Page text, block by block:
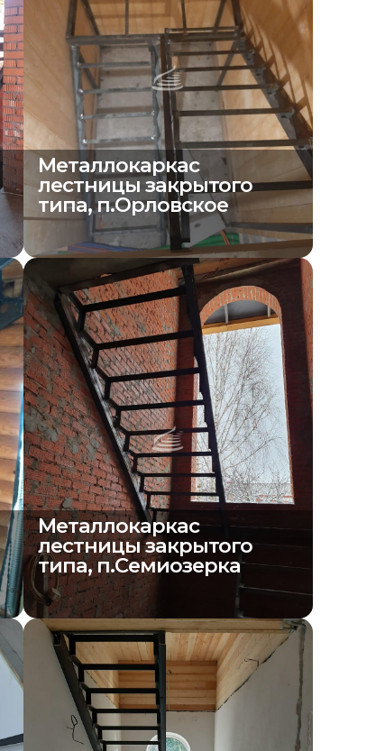
Металлокаркас
лестницы закрытого
типа, п.Орловское
Металлокаркас
лестницы закрытого
типа, п.Семиозерка